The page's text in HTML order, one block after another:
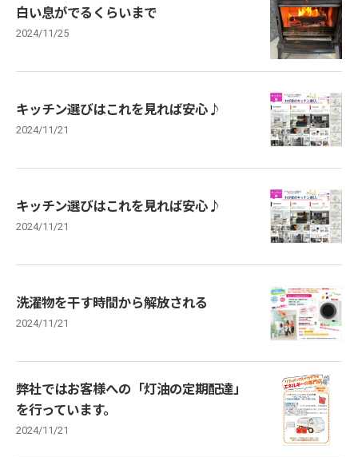
白い息がでるくらいまで
2024/11/25
キッチン選びはこれを見れば安心♪
2024/11/21
キッチン選びはこれを見れば安心♪
2024/11/21
洗濯物を干す時間から解放される
2024/11/21
弊社ではお客様への「灯油の定期配達」
を行っています。
2024/11/21